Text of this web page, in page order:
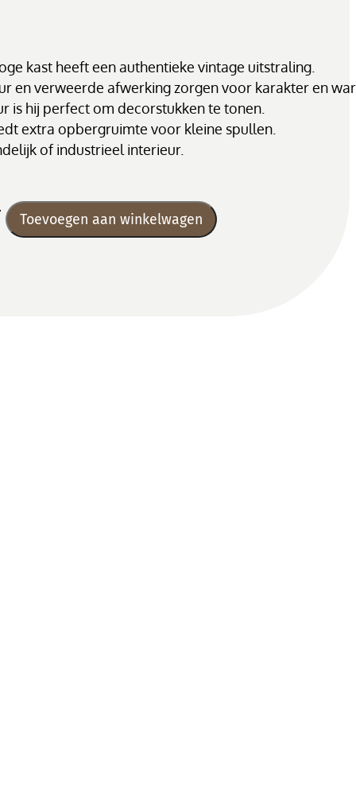
kast heeft een authentieke vintage uitstraling.
en verweerde afwerking zorgen voor karakter en
is hij perfect om decorstukken te tonen.
extra opbergruimte voor kleine spullen.
of industrieel interieur.
Toevoegen aan winkelwagen